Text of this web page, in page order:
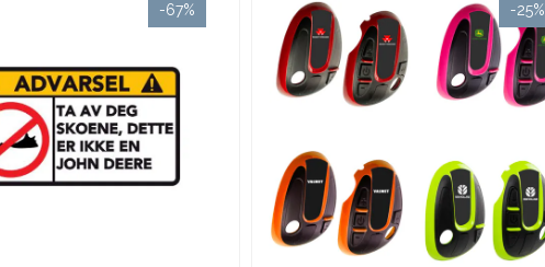
-67% -25%